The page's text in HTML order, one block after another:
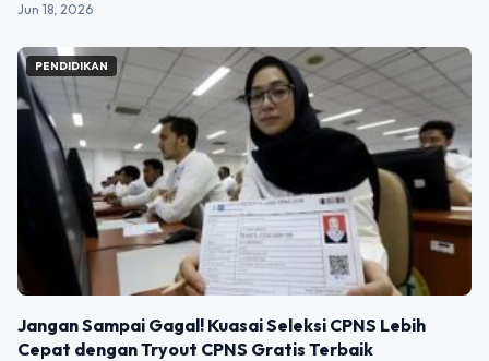
Jun 18, 2026
PENDIDIKAN
Jangan Sampai Gagal! Kuasai Seleksi CPNS Lebih
Cepat dengan Tryout CPNS Gratis Terbaik